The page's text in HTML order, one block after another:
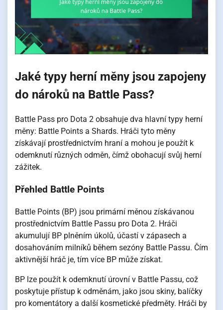
Jaké typy herní měny jsou zapojeny
do nároků na Battle Pass?
Battle Pass pro Dota 2 obsahuje dva hlavní typy herní
měny: Battle Points a Shards. Hráči tyto měny
získávají prostřednictvím hraní a mohou je použít k
odemknutí různých odměn, čímž obohacují svůj herní
zážitek.
Přehled Battle Points
Battle Points (BP) jsou primární měnou získávanou
prostřednictvím Battle Passu pro Dota 2. Hráči
akumulují BP plněním úkolů, účastí v zápasech a
dosahováním milníků během sezóny Battle Passu. Čím
aktivnější hráč je, tím více BP může získat.
BP lze použít k odemknutí úrovní v Battle Passu, což
poskytuje přístup k odměnám, jako jsou skiny, balíčky
pro komentátory a další kosmetické předměty. Hráči by